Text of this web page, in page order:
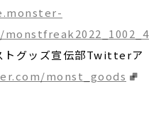
トグッズ宣伝部Twitterア
monst_goods